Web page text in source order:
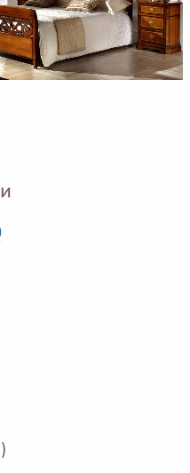
комнаты. В композицию
тумбочка, комод,